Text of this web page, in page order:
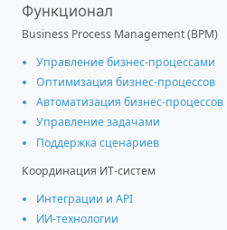
Функционал
Business Process Management (BPM)
Управление бизнес-процессами
Оптимизация бизнес-процессов
Автоматизация бизнес-процессов
Управление задачами
Поддержка сценариев
Координация ИТ-систем
Интеграции и АРІ
ИИ-технологии